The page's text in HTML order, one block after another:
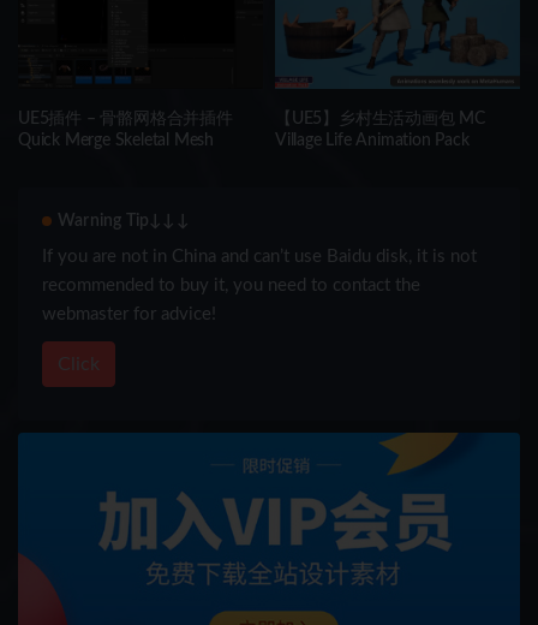
UE5插件 – 骨骼网格合并插件
Quick Merge Skeletal Mesh
【UE5】乡村生活动画包 MC
Village Life Animation Pack
Warning Tip↓↓↓
If you are not in China and can’t use Baidu disk, it is not
recommended to buy it, you need to contact the
webmaster for advice!
Click